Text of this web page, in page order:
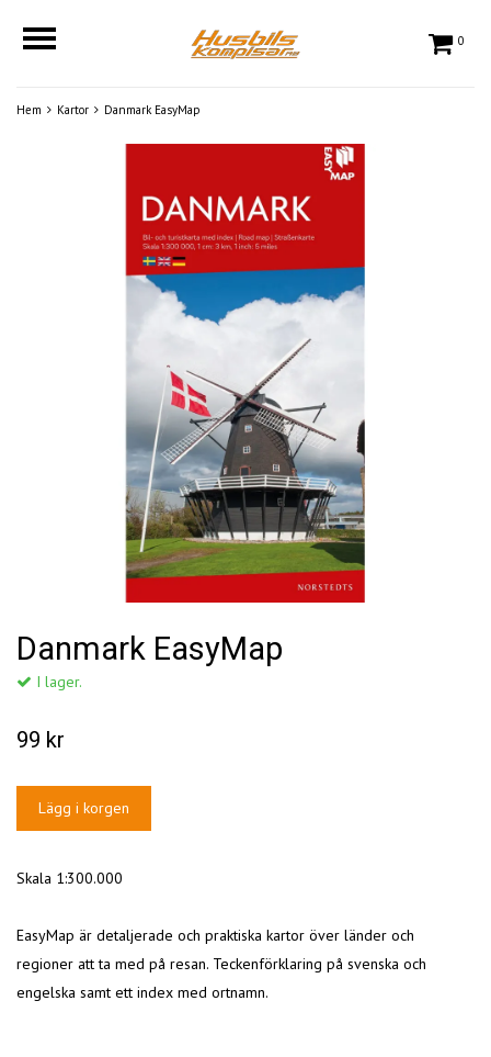
0
Hem Kartor Danmark EasyMap
Danmark EasyMap
I lager.
99 kr
Skala 1:300.000
EasyMap är detaljerade och praktiska kartor över länder och
regioner att ta med på resan. Teckenförklaring på svenska och
engelska samt ett index med ortnamn.